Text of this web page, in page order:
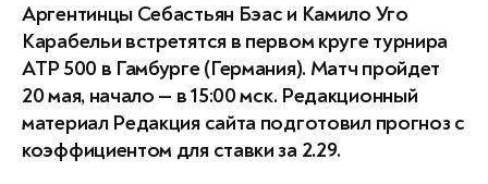
Аргентинцы Себастьян Бэас и Камило Уго
Карабельи встретятся в первом круге турнира
ATP 500 в Гамбурге (Германия). Матч пройдет
20 мая, начало — в 15:00 мск. Редакционный
материал Редакция сайта подготовил прогноз с
коэффициентом для ставки за 2.29.